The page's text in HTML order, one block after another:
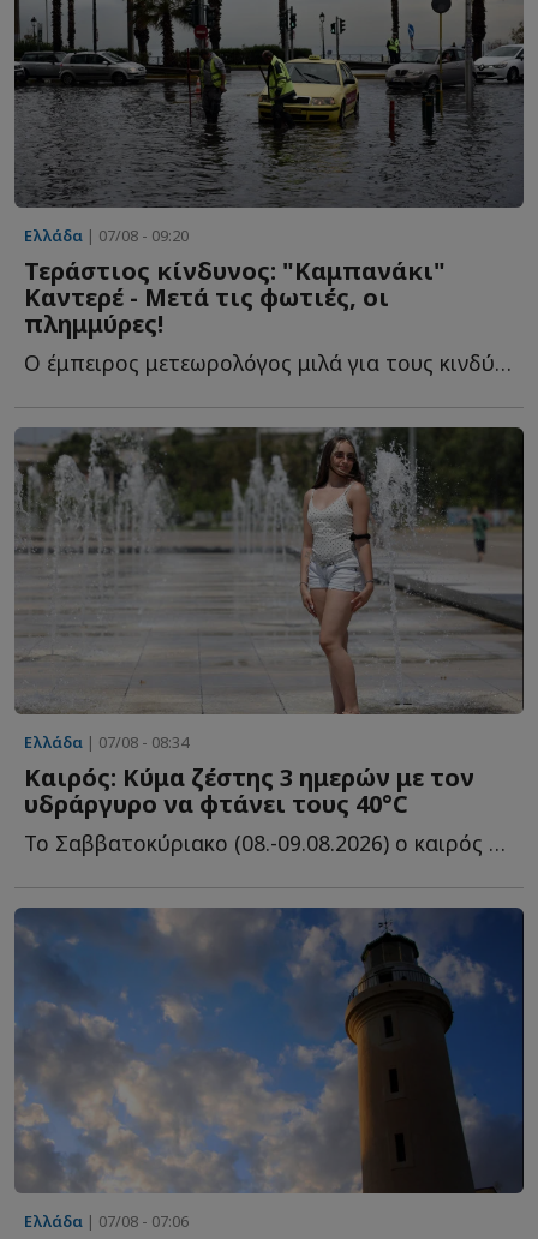
Ελλάδα | 07/08 - 09:20
Τεράστιος κίνδυνος: "Καμπανάκι"
Καντερέ - Μετά τις φωτιές, οι
πλημμύρες!
Ο έμπειρος μετεωρολόγος μιλά για τους κινδύνους που α...
Ελλάδα | 07/08 - 08:34
Καιρός: Κύμα ζέστης 3 ημερών με τον
υδράργυρο να φτάνει τους 40°C
Το Σαββατοκύριακο (08.-09.08.2026) ο καιρός θα παραμείνει μ...
Ελλάδα | 07/08 - 07:06